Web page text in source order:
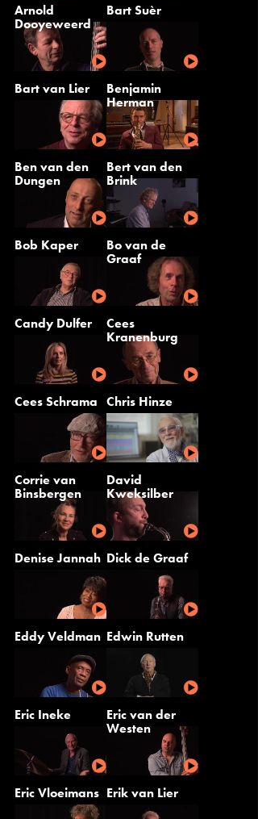
Arnold
Dooyeweerd
Bart Suèr
Bart van Lier
Benjamin
Herman
Ben van den
Dungen
Bert van den
Brink
Bob Kaper
Bo van de
Graaf
Candy Dulfer
Cees
Kranenburg
Cees Schrama Chris Hinze
Corrie van
Binsbergen
David
Kweksilber
Denise Jannah Dick de Graaf
Eddy Veldman Edwin Rutten
Eric Ineke
Eric van der
Westen
Eric Vloeimans Erik van Lier